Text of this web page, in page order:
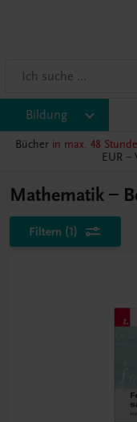
Bildung
Bücher in max. 48
EUR –
Mathematik –
Filtern (1)